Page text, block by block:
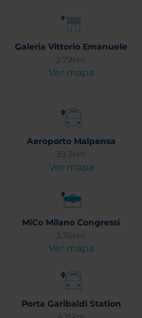
Galeria Vittorio Emanuele
2.79km
Ver mapa
Aeroporto Malpensa
39.3km
Ver mapa
MiCo Milano Congressi
3.36km
Ver mapa
Porta Garibaldi Station